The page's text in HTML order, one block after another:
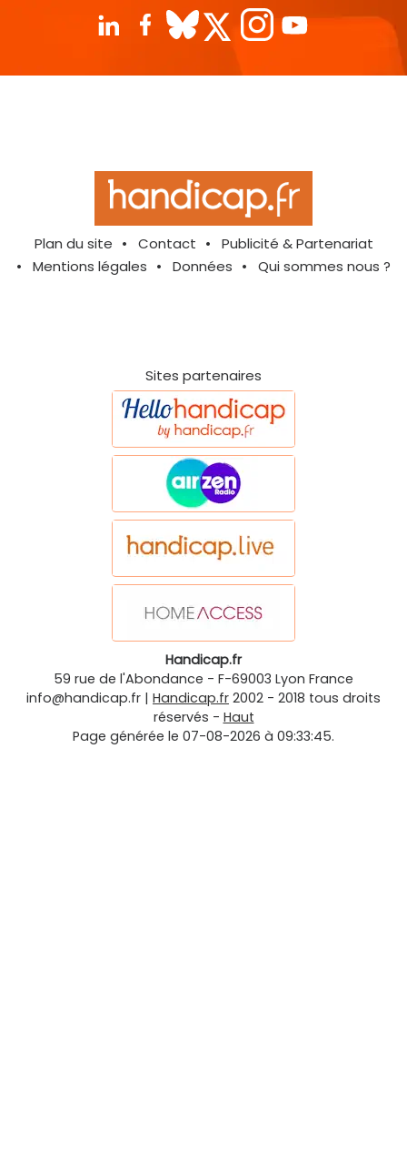
Plan du site Contact
Publicité & Partenariat
Mentions légales
Données Qui sommes nous ?
Sites partenaires
Handicap.fr
59 rue de l'Abondance - F-69003 Lyon France
info@handicap.fr | Handicap.fr 2002 - 2018 tous droits
réservés - Haut
Page générée le 07-08-2026 à 09:33:45.